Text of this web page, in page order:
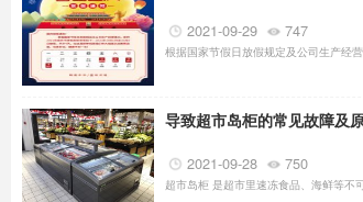
2021-09-29 747
根据国家节假日放假规定及公司生产经
导致超市岛柜的常见故障及
2021-09-28 750
超市岛柜 是超市里速冻食品、海鲜等不